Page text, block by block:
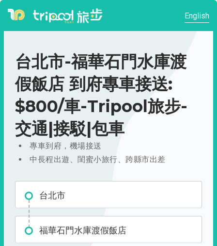
English
台北市-福華石門水庫渡
假飯店 到府專車接送:
$800/車-Tripool旅步-
交通|接駁|包車
專車到府，機場接送
中長程出遊、閨蜜小旅行、跨縣市出差
台北市
福華石門水庫渡假飯店